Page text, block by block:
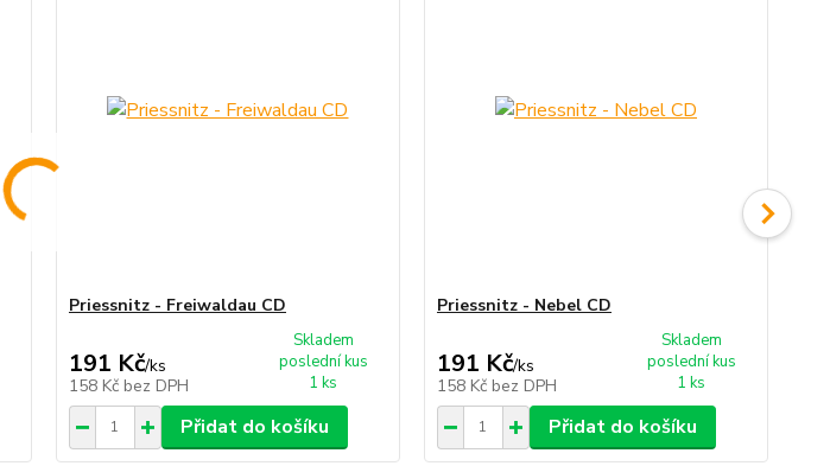
Priessnitz - Freiwaldau CD
191 Kč/ks
158 Kč bez DPH
Skladem
poslední kus
1 ks
Přidat do košíku
Priessnitz - Nebel CD
191 Kč/ks
158 Kč bez DPH
Skladem
poslední kus
1 ks
Přidat do košíku